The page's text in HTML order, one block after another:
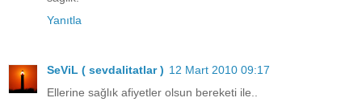
Yanıtla
SeViL ( sevdalitatlar ) 12 Mart 2010 09:17
Ellerine sağlık afiyetler olsun bereketi ile..